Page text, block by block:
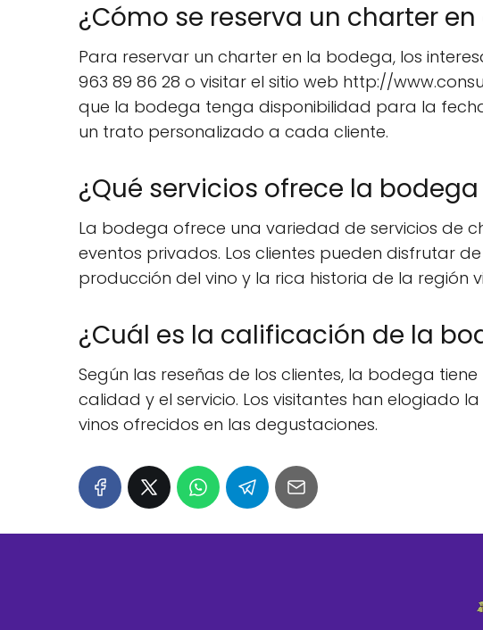
¿Cómo se reserva un charter
Para reservar un charter en la bodega, los
963 89 86 28 o visitar el sitio web http://
que la bodega tenga disponibilidad para la
un trato personalizado a cada cliente.
¿Qué servicios ofrece la
La bodega ofrece una variedad de servicios de
eventos privados. Los clientes pueden disfrutar
producción del vino y la rica historia de la región
¿Cuál es la calificación de la
Según las reseñas de los clientes, la bodega
calidad y el servicio. Los visitantes han elogiado
vinos ofrecidos en las degustaciones.